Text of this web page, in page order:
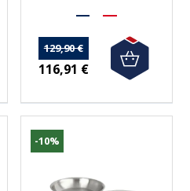
129,90 €
116,91 €
-10%